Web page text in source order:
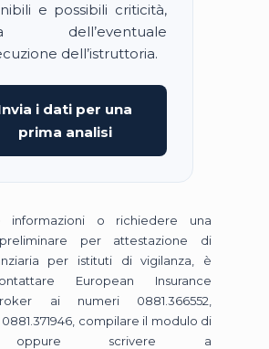
e possibili criticità,
dell’eventuale
dell’istruttoria.
i dati per una
prima analisi
informazioni o richiedere una
per attestazione di
per istituti di vigilanza, è
European Insurance
ai numeri 0881.366552,
0881.371946, compilare il modulo di
oppure scrivere a